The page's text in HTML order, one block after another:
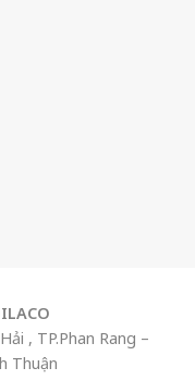
, TP.Phan Rang –
Thuận